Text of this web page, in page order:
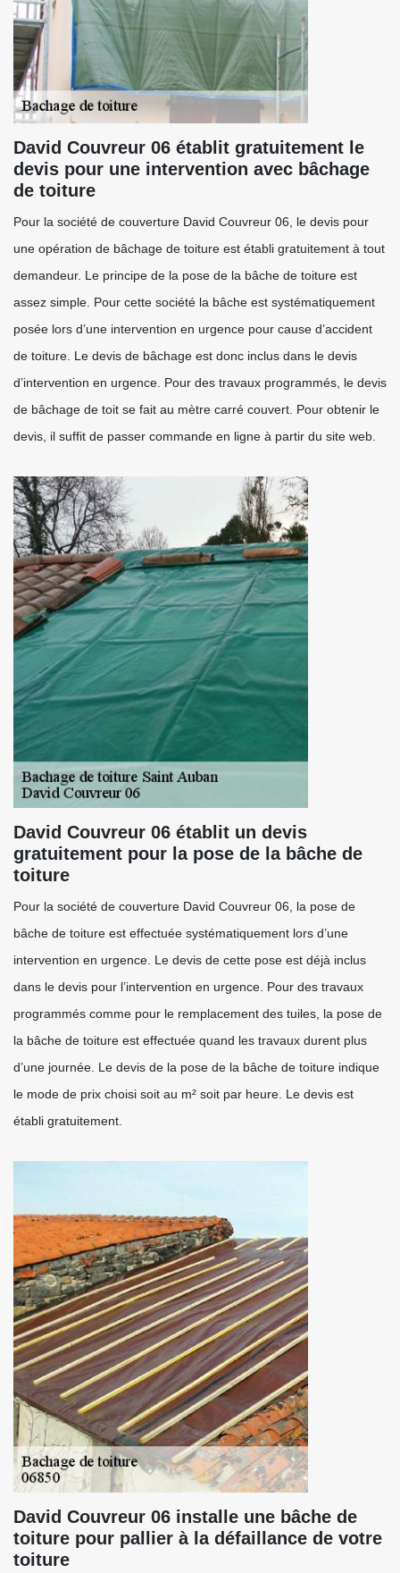
David Couvreur 06 établit gratuitement le
devis pour une intervention avec bâchage
de toiture
Pour la société de couverture David Couvreur 06, le devis pour
une opération de bâchage de toiture est établi gratuitement à tout
demandeur. Le principe de la pose de la bâche de toiture est
assez simple. Pour cette société la bâche est systématiquement
posée lors d’une intervention en urgence pour cause d’accident
de toiture. Le devis de bâchage est donc inclus dans le devis
d’intervention en urgence. Pour des travaux programmés, le devis
de bâchage de toit se fait au mètre carré couvert. Pour obtenir le
devis, il suffit de passer commande en ligne à partir du site web.
David Couvreur 06 établit un devis
gratuitement pour la pose de la bâche de
toiture
Pour la société de couverture David Couvreur 06, la pose de
bâche de toiture est effectuée systématiquement lors d’une
intervention en urgence. Le devis de cette pose est déjà inclus
dans le devis pour l’intervention en urgence. Pour des travaux
programmés comme pour le remplacement des tuiles, la pose de
la bâche de toiture est effectuée quand les travaux durent plus
d’une journée. Le devis de la pose de la bâche de toiture indique
le mode de prix choisi soit au m² soit par heure. Le devis est
établi gratuitement.
David Couvreur 06 installe une bâche de
toiture pour pallier à la défaillance de votre
toiture